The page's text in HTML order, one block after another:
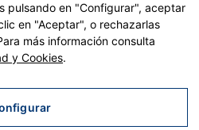
y Resiliencia – Financiado por
por el Reglamento (UE)
y del Consejo, de 12 de febrero
pulsando en "Configurar", aceptar
en "Aceptar", o rechazarlas
más información consulta
y Cookies.